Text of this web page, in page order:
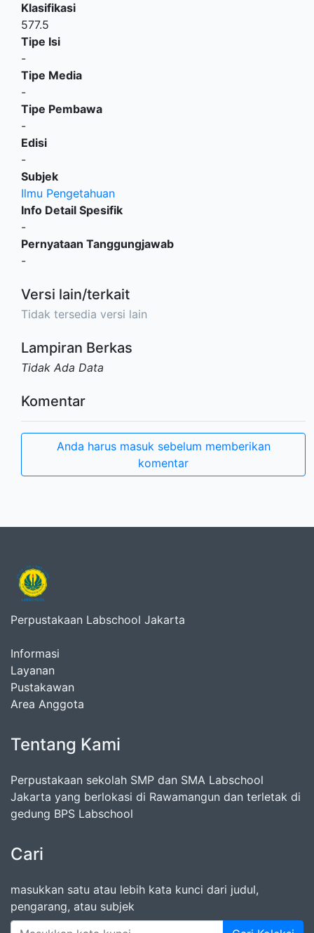
Klasifikasi
577.5
Tipe Isi
-
Tipe Media
-
Tipe Pembawa
-
Edisi
-
Subjek
Ilmu Pengetahuan
Info Detail Spesifik
-
Pernyataan Tanggungjawab
-
Versi lain/terkait
Tidak tersedia versi lain
Lampiran Berkas
Tidak Ada Data
Komentar
Anda harus masuk sebelum memberikan
komentar
Perpustakaan Labschool Jakarta
Informasi
Layanan
Pustakawan
Area Anggota
Tentang Kami
Perpustakaan sekolah SMP dan SMA Labschool
Jakarta yang berlokasi di Rawamangun dan terletak di
gedung BPS Labschool
Cari
masukkan satu atau lebih kata kunci dari judul,
pengarang, atau subjek